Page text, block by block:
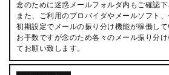
念のために迷惑メールフォルダ内もご確認下
また、ご利用のプロバイダやメールソフト
初期設定でメールの振り分け機能が稼働して
お手数ですが念のため各々のメール振り分
てお願い致します。